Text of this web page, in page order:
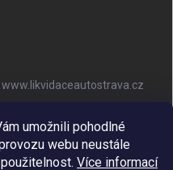
umožnili pohodlné
webu neustále
Více informací
www.likvidaceautostrava.cz